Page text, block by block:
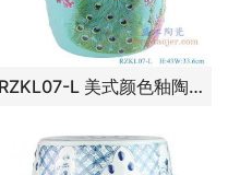
RZKL07-L 美式颜色釉陶瓷鼓凳 凉墩 孔雀花鸟 浅绿花鸟